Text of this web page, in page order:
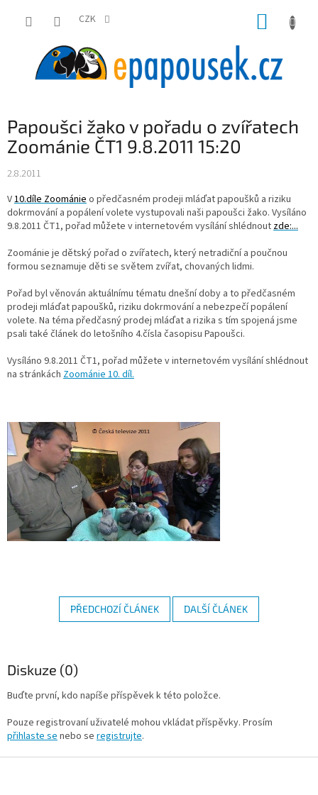
CZK
Papoušci žako v pořadu o zvířatech
Zoománie ČT1 9.8.2011 15:20
2.8.2011
V10.díle Zoománie o předčasném prodeji mláďat papoušků a riziku
dokrmování a popálení volete vystupovali naši papoušci žako. Vysíláno
9.8.2011 ČT1, pořad můžete v internetovém vysílání shlédnout zde:...
Zoománie je dětský pořad o zvířatech, který netradiční a poučnou
formou seznamuje děti se světem zvířat, chovaných lidmi.
Pořad byl věnován aktuálnímu tématu dnešní doby a to předčasném
prodeji mláďat papoušků, riziku dokrmování a nebezpečí popálení
volete. Na téma předčasný prodej mláďat a rizika s tím spojená jsme
psali také článek do letošního 4.čísla časopisu Papoušci.
Vysíláno 9.8.2011 ČT1, pořad můžete v internetovém vysílání shlédnout
na stránkách Zoománie 10. díl.
PŘEDCHOZÍ ČLÁNEK DALŠÍ ČLÁNEK
Diskuze (0)
Buďte první, kdo napíše příspěvek k této položce.
Pouze registrovaní uživatelé mohou vkládat příspěvky. Prosím
přihlaste se nebo se registrujte.